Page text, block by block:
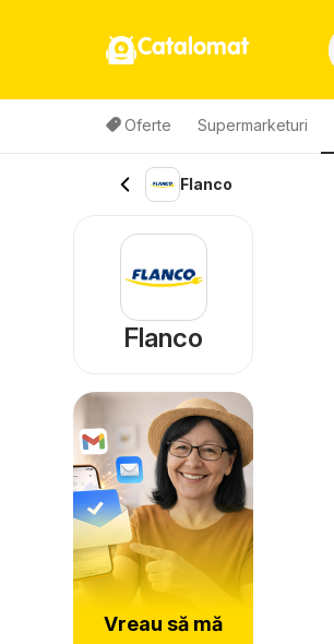
Catalomat
Oferte Supermarketuri
Flanco
Flanco
Vreau să mă